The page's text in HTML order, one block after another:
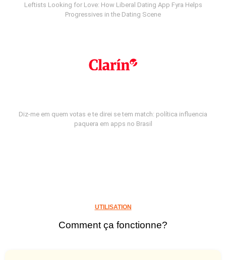
Leftists Looking for Love: How Liberal Dating App Fyra Helps
Progressives in the Dating Scene
Diz-me em quem votas e te direi se tem match: política influencia
paquera em apps no Brasil
UTILISATION
Comment ça fonctionne?